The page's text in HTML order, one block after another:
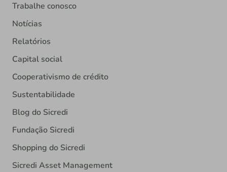
Trabalhe conosco
Notícias
Relatórios
Capital social
Cooperativismo de crédito
Sustentabilidade
Blog do Sicredi
Fundação Sicredi
Shopping do Sicredi
Sicredi Asset Management